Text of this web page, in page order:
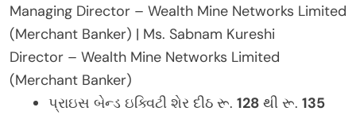
Managing Director – Wealth Mine Networks Limited
(Merchant Banker) | Ms. Sabnam Kureshi
Director – Wealth Mine Networks Limited
(Merchant Banker)
પ્રાઇસ બેન્ડ ઇક્વિટી શેર દીઠ રૂ. 128 થી રૂ. 135